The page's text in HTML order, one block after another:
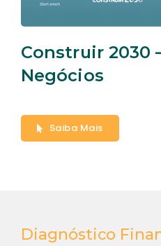
Construir 2030
Negócios
Saiba Mais
Diagnóstico